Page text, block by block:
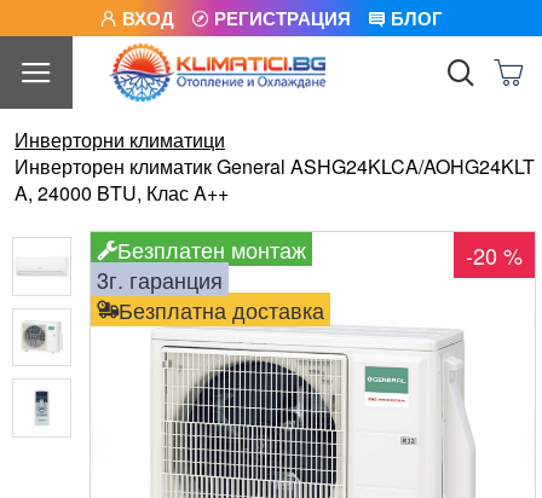
ВХОД РЕГИСТРАЦИЯ БЛОГ
Инверторни климатици
Инверторен климатик General ASHG24KLCA/AOHG24KLT
A, 24000 BTU, Клас A++
Безплатен монтаж
Безплатна доставка
3г. гаранция
-20 %